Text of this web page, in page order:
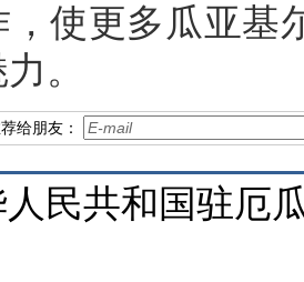
，使更多瓜亚基
。
给朋友：
人民共和国驻厄